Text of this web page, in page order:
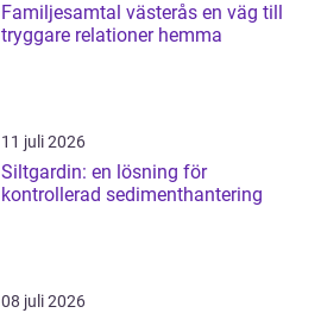
Familjesamtal västerås en väg till
tryggare relationer hemma
11 juli 2026
Siltgardin: en lösning för
kontrollerad sedimenthantering
08 juli 2026